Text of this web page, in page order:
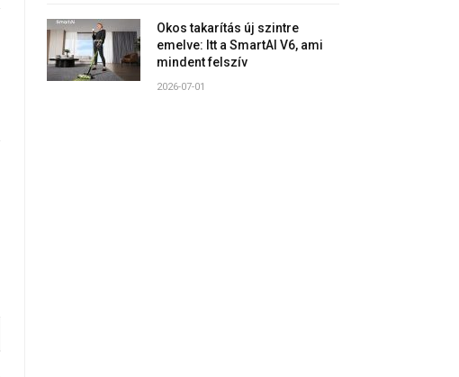
Okos takarítás új szintre
emelve: Itt a SmartAI V6, ami
mindent felszív
2026-07-01